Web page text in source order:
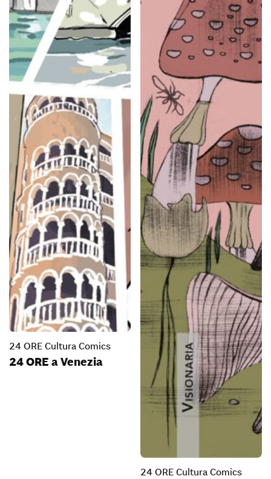
24 ORE Cultura Comics
24 ORE a Venezia
24 ORE Cultura Comics